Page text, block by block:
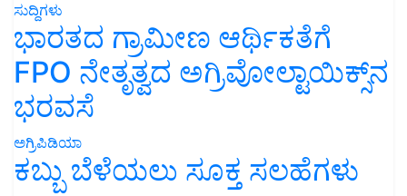
ಸುದ್ದಿಗಳು
ಭಾರತದ ಗ್ರಾಮೀಣ ಆರ್ಥಿಕತೆಗೆ
FPO ನೇತೃತ್ವದ ಅಗ್ರಿವೋಲ್ಟಾಯಿಕ್ಸ್‌ನ
ಭರವಸೆ
ಅಗ್ರಿಪಿಡಿಯಾ
ಕಬ್ಬು ಬೆಳೆಯಲು ಸೂಕ್ತ ಸಲಹೆಗಳು